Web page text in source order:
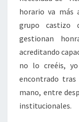
horario va más
grupo castizo
gestionan
acreditando
no lo creéis,
encontrado
mano, entre
institucionales.